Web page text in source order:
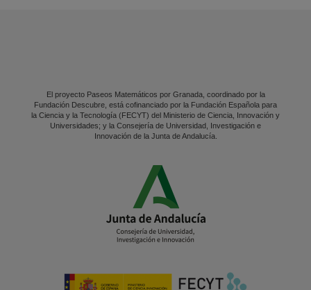
El proyecto Paseos Matemáticos por Granada, coordinado por la
Fundación Descubre, está cofinanciado por la Fundación Española para
la Ciencia y la Tecnología (FECYT) del Ministerio de Ciencia, Innovación y
Universidades; y la Consejería de Universidad, Investigación e
Innovación de la Junta de Andalucía.